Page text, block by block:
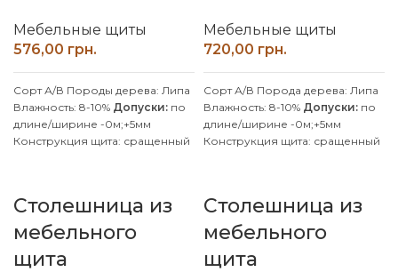
Мебельные щиты
грн.
Сорт А/В Породы дерева: Липа
Влажность: 8-10% Допуски: по
длине/ширине -0м;+5мм
Конструкция щита: сращенный
Обработка поверхности:
калиброванная, шлифованная
Производим изделия с липы и
ясеня по индивидуальным
Мебельные щиты
грн.
Сорт А/В Порода дерева: Липа
Влажность: 8-10% Допуски: по
длине/ширине -0м;+5мм
Конструкция щита: сращенный
Обработка поверхности:
калиброванная, шлифованная
Производим изделия с липы и
ясеня по индивидуальным
Столешница из
мебельного
щита
Столешница из
мебельного
щита